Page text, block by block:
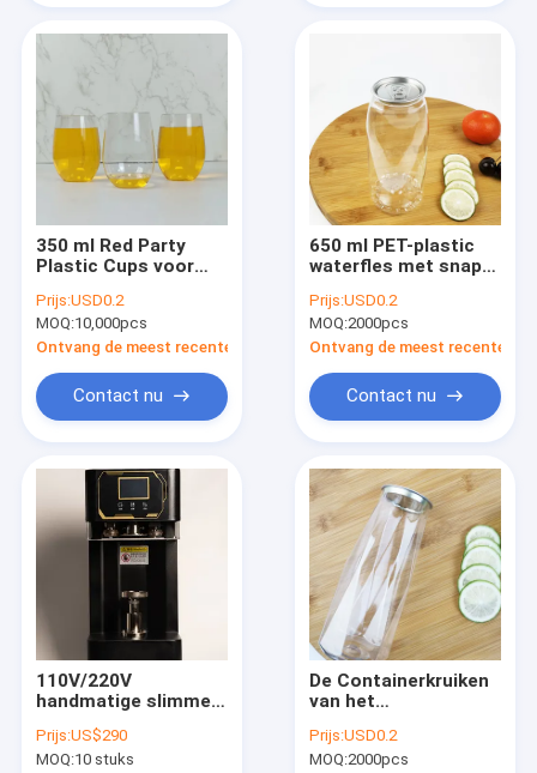
Producten
Fabrieksreis
Kwaliteitscontrole
Nieuws
Gevallen
Lege Containerflessen
HUISDIEREN Plastic Flessen
De Blikken van de voedselopslag
350 ml Red Party
Plastic Cups voor
thee
Prijs:USD0.2
MOQ:10,000pcs
Ontvang de meest recente Prijs
Contact nu
650 ml PET-plastic
waterfles met snap
badzouten,
essentiële oliën
Prijs:USD0.2
MOQ:2000pcs
Ontvang de meest recente
Contact nu
110V/220V
handmatige slimme
draaibaar
Prijs:US$290
MOQ:10 stuks
De Containerkruiken
van het
Voedsel met
Onverwachte Deksels
Prijs:USD0.2
MOQ:2000pcs